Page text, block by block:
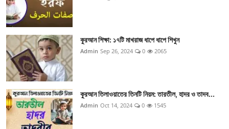
কুরআন শিক্ষা: ১৭টি মাখরাজ ধাপে ধাপে শিখুন
Admin Sep 26, 2024 0 2065
কুরআন তিলাওয়াতের তিনটি নিয়ম: তারতীল, হাদর ও তাদব...
Admin Oct 14, 2024 0 1545